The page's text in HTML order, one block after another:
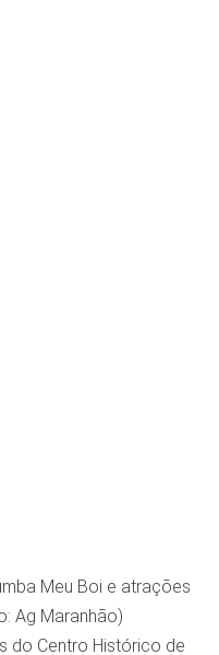
Meu Boi e atrações
Ag Maranhão)
do Centro Histórico de